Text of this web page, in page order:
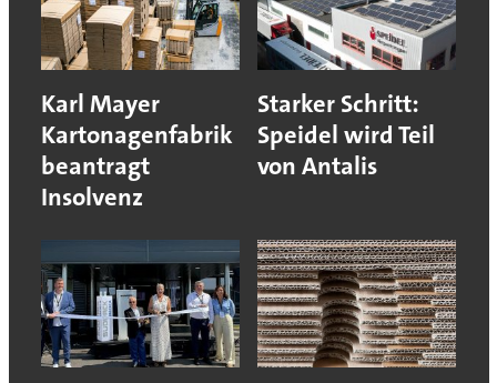
Karl Mayer
Kartonagenfabrik
beantragt
Insolvenz
Starker Schritt:
Speidel wird Teil
von Antalis